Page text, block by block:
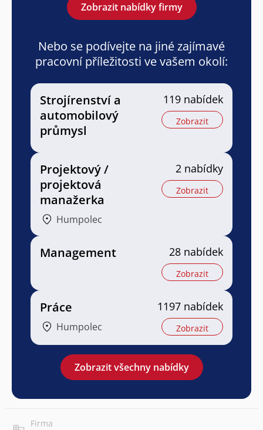
Zobrazit nabídky firmy
Nebo se podívejte na jiné zajímavé
pracovní příležitosti ve vašem okolí:
Strojírenství a
automobilový
průmysl
119 nabídek
Zobrazit
Projektový /
projektová
manažerka
Humpolec
2 nabídky
Zobrazit
Management 28 nabídek
Zobrazit
Práce
Humpolec
1197 nabídek
Zobrazit
Zobrazit všechny nabídky
Firma